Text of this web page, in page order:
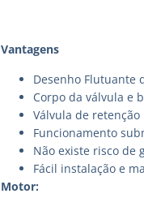
Vantagens
Desenho Flutuante
Corpo da válvula e
Válvula de
Funcionamento
Não existe risco de
Fácil instalação e
Motor: